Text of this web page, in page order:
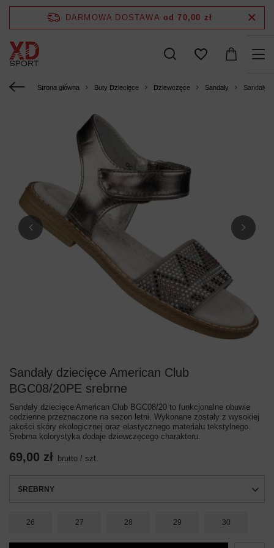
DARMOWA DOSTAWA od 70,00 zł
Strona główna Buty Dziecięce Dziewczęce Sandały Sandały
Sandały dziecięce American Club
BGC08/20PE srebrne
Sandały dziecięce American Club BGC08/20 to funkcjonalne obuwie
codzienne przeznaczone na sezon letni. Wykonane zostały z wysokiej
jakości skóry ekologicznej oraz elastycznego materiału tekstylnego.
Srebrna kolorystyka dodaje dziewczęcego charakteru.
69,00 zł brutto / szt.
SREBRNY
26 27 28 29 30